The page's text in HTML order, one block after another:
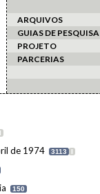
ARQUIVOS
GUIAS DE PESQUISA
PROJETO
PARCERIAS
I
de 1974 3113 I
150